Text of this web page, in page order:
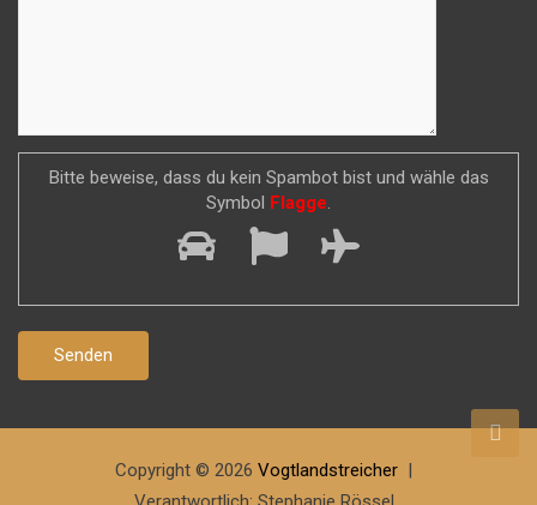
Bitte beweise, dass du kein Spambot bist und wähle das
Symbol Flagge.
Copyright © 2026 Vogtlandstreicher